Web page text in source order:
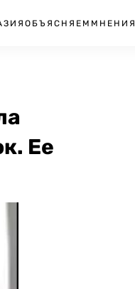
ОБЪЯСНЯЕМ МНЕНИЯ
Ее